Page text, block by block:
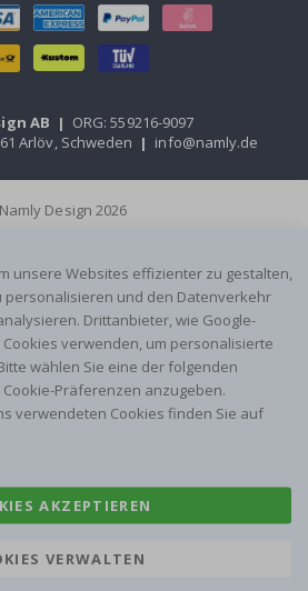
AB | ORG: 559216-9097
Arlöv, Schweden | info@namly.de
Design 2026
unsere Websites effizienter zu gestalten,
und den Datenverkehr
Drittanbieter, wie Google-
verwenden, um personalisierte
wählen Sie eine der folgenden
Präferenzen anzugeben.
verwendeten Cookies finden Sie auf
AKZEPTIEREN
VERWALTEN